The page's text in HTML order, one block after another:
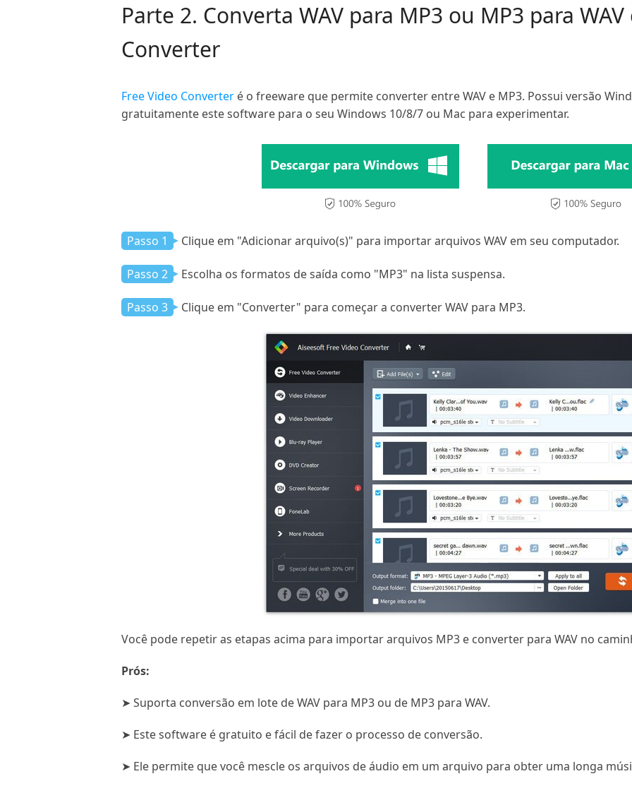
Parte 2. Converta WAV para MP3 ou MP3 para
Converter
Free Video Converter é o freeware que permite converter entre WAV e MP3. Possui versão
gratuitamente este software para o seu Windows 10/8/7 ou Mac para experimentar.
Passo 1 Clique em "Adicionar arquivo(s)" para importar arquivos WAV em seu computador.
Passo 2 Escolha os formatos de saída como "MP3" na lista suspensa.
Passo 3 Clique em "Converter" para começar a converter WAV para MP3.
Você pode repetir as etapas acima para importar arquivos MP3 e converter para WAV no
Prós:
➤ Suporta conversão em lote de WAV para MP3 ou de MP3 para WAV.
➤ Este software é gratuito e fácil de fazer o processo de conversão.
➤ Ele permite que você mescle os arquivos de áudio em um arquivo para obter uma longa